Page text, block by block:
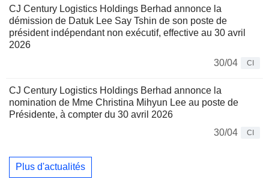
CJ Century Logistics Holdings Berhad annonce la
démission de Datuk Lee Say Tshin de son poste de
président indépendant non exécutif, effective au 30 avril
2026
30/04
CI
CJ Century Logistics Holdings Berhad annonce la
nomination de Mme Christina Mihyun Lee au poste de
Présidente, à compter du 30 avril 2026
30/04
CI
Plus d'actualités